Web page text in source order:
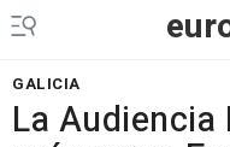
GALICIA
La